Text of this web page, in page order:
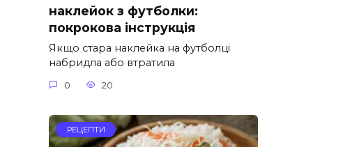
наклейок з футболки:
покрокова інструкція
Якщо стара наклейка на футболці
набридла або втратила
0 20
РЕЦЕПТИ